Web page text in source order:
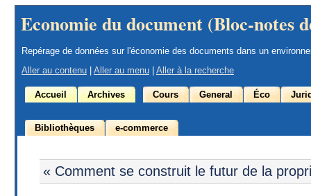
Economie du document (Bloc-notes
Repérage de données sur l'économie des documents dans un
Aller au contenu
Aller au menu Aller à la recherche
Accueil Archives Cours General Éco
Bibliothèques e-commerce
« Comment se construit le futur de la